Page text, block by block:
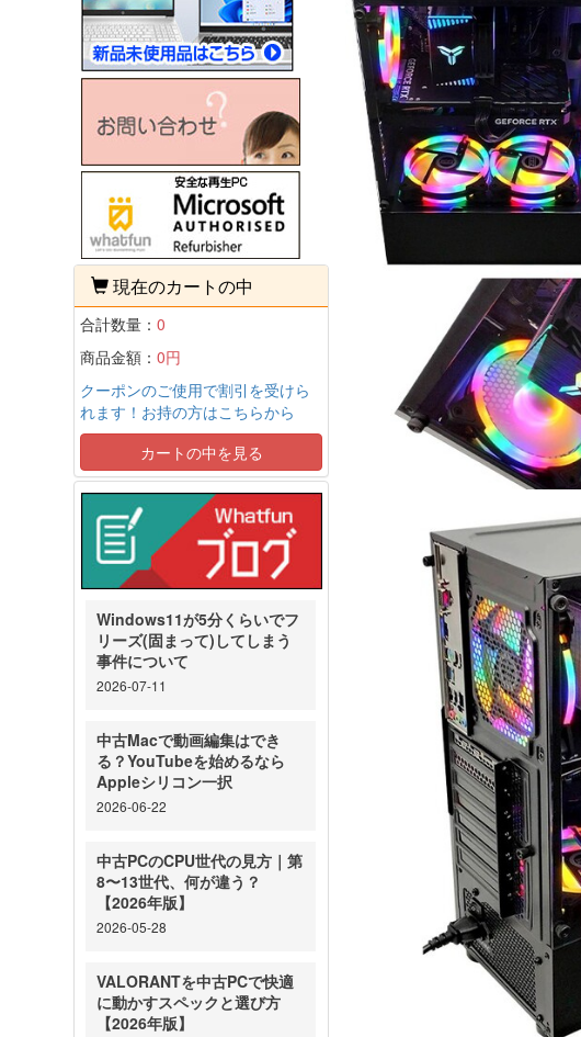
現在のカートの中
合計数量： 0
商品金額： 0円
クーポンのご使用で割引を受けら
れます！お持の方はこちらから
カートの中を見る
Windows11が5分くらいでフ
リーズ(固まって)してしまう
事件について
2026-07-11
中古Macで動画編集はでき
る？YouTubeを始めるなら
Appleシリコン一択
2026-06-22
中古PCのCPU世代の見方｜第
8〜13世代、何が違う？
【2026年版】
2026-05-28
VALORANTを中古PCで快適
に動かすスペックと選び方
【2026年版】